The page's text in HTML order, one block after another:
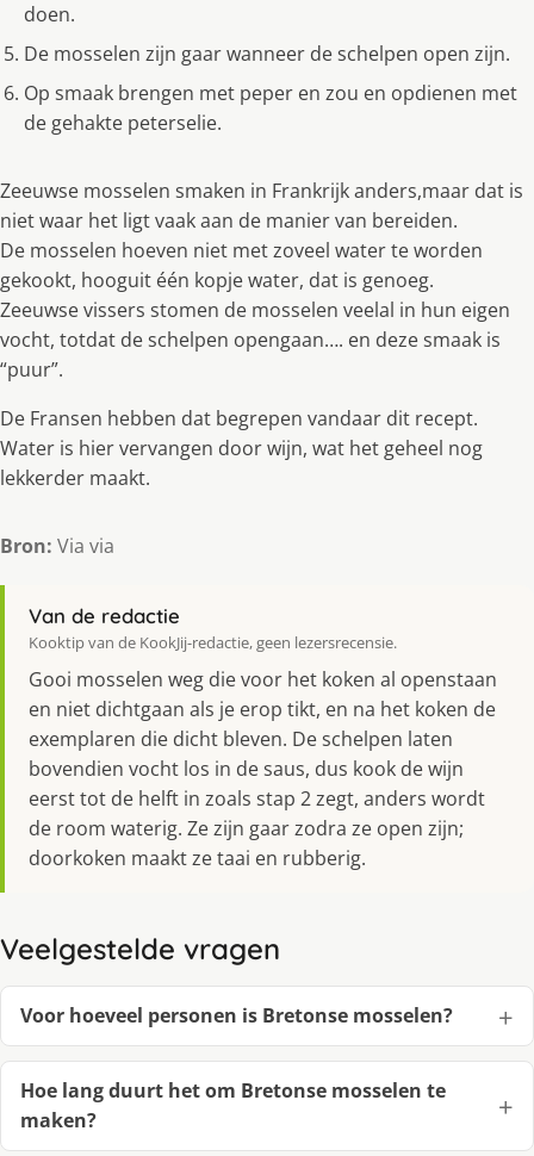
doen.
De mosselen zijn gaar wanneer de schelpen open zijn.
Op smaak brengen met peper en zou en opdienen met
de gehakte peterselie.
Zeeuwse mosselen smaken in Frankrijk anders,maar dat is
niet waar het ligt vaak aan de manier van bereiden.
De mosselen hoeven niet met zoveel water te worden
gekookt, hooguit één kopje water, dat is genoeg.
Zeeuwse vissers stomen de mosselen veelal in hun eigen
vocht, totdat de schelpen opengaan…. en deze smaak is
“puur”.
De Fransen hebben dat begrepen vandaar dit recept.
Water is hier vervangen door wijn, wat het geheel nog
lekkerder maakt.
Bron: Via via
Van de redactie
Kooktip van de KookJij-redactie, geen lezersrecensie.
Gooi mosselen weg die voor het koken al openstaan
en niet dichtgaan als je erop tikt, en na het koken de
exemplaren die dicht bleven. De schelpen laten
bovendien vocht los in de saus, dus kook de wijn
eerst tot de helft in zoals stap 2 zegt, anders wordt
de room waterig. Ze zijn gaar zodra ze open zijn;
doorkoken maakt ze taai en rubberig.
Veelgestelde vragen
Voor hoeveel personen is Bretonse mosselen?
Hoe lang duurt het om Bretonse mosselen te
maken?